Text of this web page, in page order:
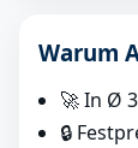
Warum
🚀 In Ø
🔒